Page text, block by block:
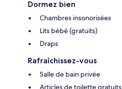
Dormez bien
Chambres insonorisées
Lits bébé (gratuits)
Draps
Rafraîchissez-vous
Salle de bain privée
Articles de toilette gratuits